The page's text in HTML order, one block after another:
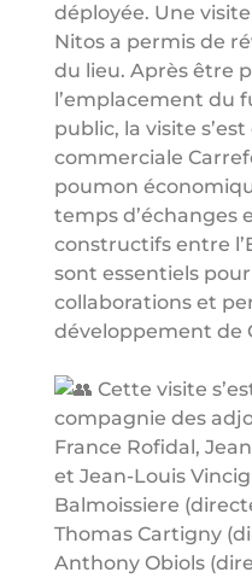
déployée. Une
Nitos a permis de
du lieu. Après être
l’emplacement du
public, la visite
commerciale
poumon
temps d’échanges
constructifs entre
sont essentiels
collaborations et
développement de
Cette visite
compagnie des
France Rofidal,
et Jean-Louis
Balmoissiere
Thomas Cartigny
Anthony Obiols